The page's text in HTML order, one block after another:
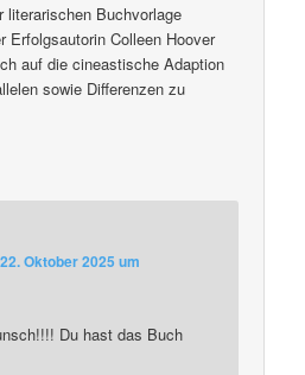
literarischen Buchvorlage
Erfolgsautorin Colleen Hoover
auf die cineastische Adaption
sowie Differenzen zu
22. Oktober 2025 um
Du hast das Buch